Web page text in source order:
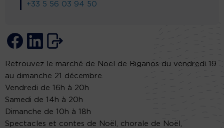
+33 5 56 03 94 50
Retrouvez le marché de Noël de Biganos du vendredi 19
au dimanche 21 décembre.
Vendredi de 16h à 20h
Samedi de 14h à 20h
Dimanche de 10h à 18h
Spectacles et contes de Noël, chorale de Noël,